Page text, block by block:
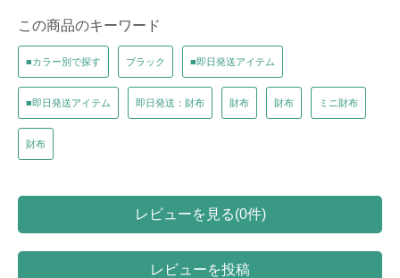
この商品のキーワード
■カラー別で探す ブラック ■即日発送アイテム
■即日発送アイテム 即日発送：財布 財布 財布 ミニ財布
財布
レビューを見る(0件)
レビューを投稿